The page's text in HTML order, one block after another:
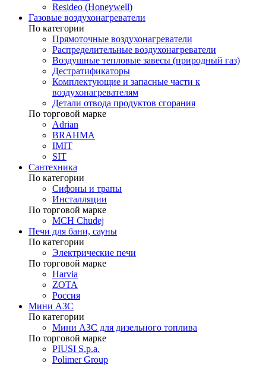
Resideo (Honeywell)
Газовые воздухонагреватели
По категории
Прямоточные воздухонагреватели
Распределительные воздухонагреватели
Воздушные тепловые завесы (природный газ)
Дестратификаторы
Комплектующие и запасные части к
воздухонагревателям
Детали отвода продуктов сгорания
По торговой марке
Adrian
BRAHMA
IMIT
SIT
Сантехника
По категории
Сифоны и трапы
Инсталляции
По торговой марке
MCH Chudej
Печи для бани, сауны
По категории
Электрические печи
По торговой марке
Harvia
ZOTA
Россия
Мини АЗС
По категории
Мини АЗС для дизельного топлива
По торговой марке
PIUSI S.p.a.
Polimer Group